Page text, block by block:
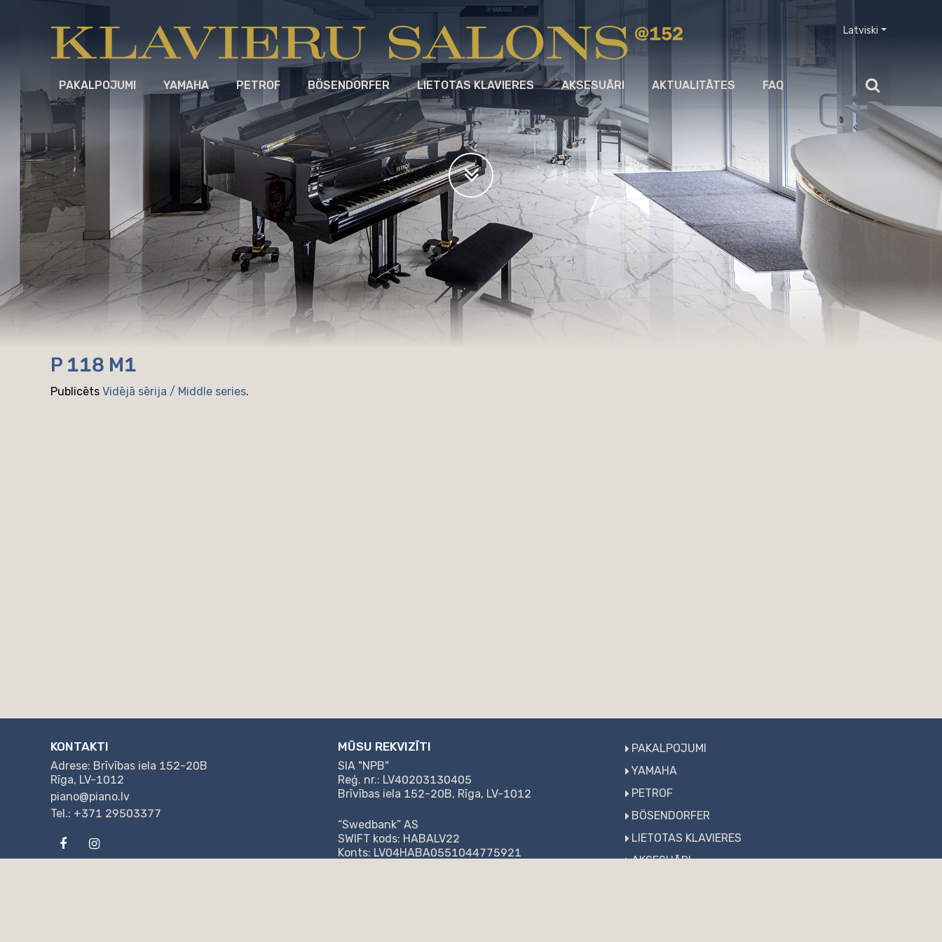
Latviski
PAKALPOJUMI YAMAHA PETROF BÖSENDORFER LIETOTAS KLAVIERES AKSESUĀRI AKTUALITĀTES FAQ
P 118 M1
Publicēts Vidējā sērija / Middle series.
KONTAKTI
Adrese: Brīvības iela 152-20B
Rīga, LV-1012
piano@piano.lv
Tel.: +371 29503377
MŪSU REKVIZĪTI
SIA "NPB"
Reģ. nr.: LV40203130405
Brīvības iela 152-20B, Rīga, LV-1012
“Swedbank” AS
SWIFT kods: HABALV22
Konts: LV04HABA0551044775921
PAKALPOJUMI
YAMAHA
PETROF
BÖSENDORFER
LIETOTAS KLAVIERES
AKSESUĀRI